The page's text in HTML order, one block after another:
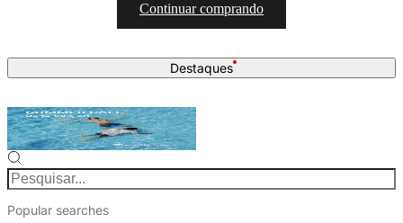
Continuar comprando
Destaques
Popular searches